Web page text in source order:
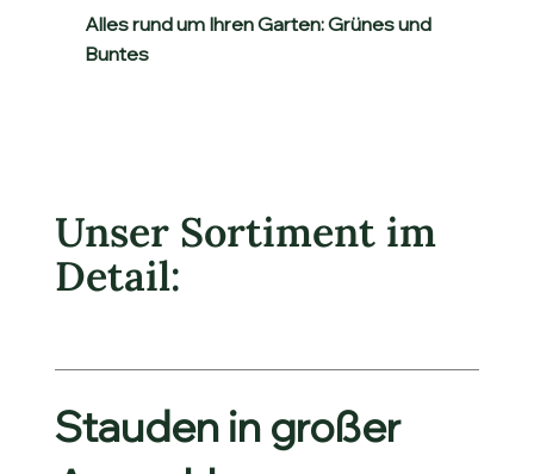
Alles rund um Ihren Garten: Grünes und
Buntes
Unser Sortiment im
Detail:
Stauden in großer